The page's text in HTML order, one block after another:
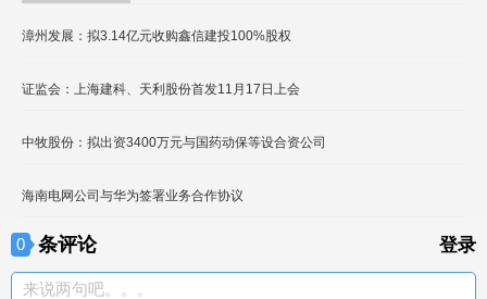
漳州发展：拟3.14亿元收购鑫信建投100%股权
证监会：上海建科、天利股份首发11月17日上会
中牧股份：拟出资3400万元与国药动保等设合资公司
海南电网公司与华为签署业务合作协议
0 条评论 登录
来说两句吧。。。